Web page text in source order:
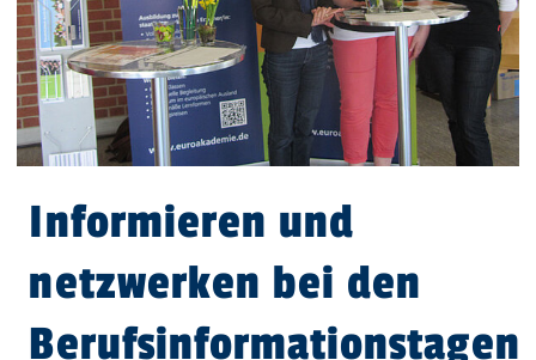
Informieren und
netzwerken bei den
Berufsinformationstagen